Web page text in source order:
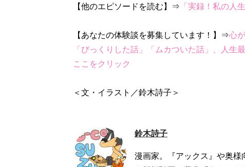
【他のエピソードを読む】⇒ 「実録！私の人
【あなたの体験談を募集しています！】⇒心
「びっくりした話」「ムカついた話」、人生
ここをクリック
＜文・イラスト／鈴木詩子＞
鈴木詩子
漫画家。『アックス』や奥